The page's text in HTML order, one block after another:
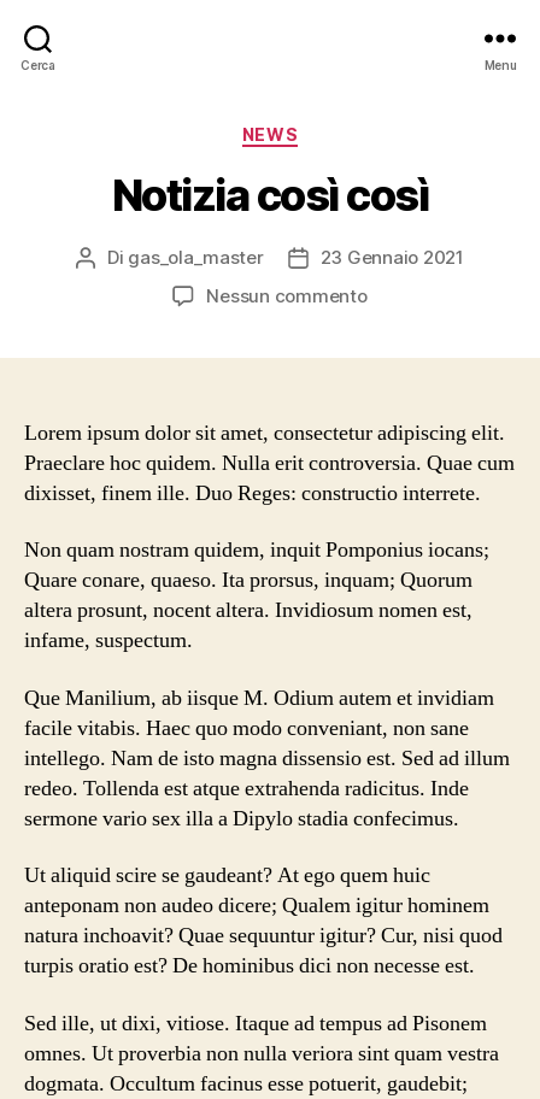
Cerca Menu
Categorie
NEWS
Notizia così così
Autore
Di gas_ola_master
Data23 Gennaio 2021
Nessun commentosu
Lorem ipsum dolor sit amet, consectetur adipiscing elit.
Praeclare hoc quidem. Nulla erit controversia. Quae cum
dixisset, finem ille. Duo Reges: constructio interrete.
Non quam nostram quidem, inquit Pomponius iocans;
Quare conare, quaeso. Ita prorsus, inquam; Quorum
altera prosunt, nocent altera. Invidiosum nomen est,
infame, suspectum.
Que Manilium, ab iisque M. Odium autem et invidiam
facile vitabis. Haec quo modo conveniant, non sane
intellego. Nam de isto magna dissensio est. Sed ad illum
redeo. Tollenda est atque extrahenda radicitus. Inde
sermone vario sex illa a Dipylo stadia confecimus.
Ut aliquid scire se gaudeant? At ego quem huic
anteponam non audeo dicere; Qualem igitur hominem
natura inchoavit? Quae sequuntur igitur? Cur, nisi quod
turpis oratio est? De hominibus dici non necesse est.
Sed ille, ut dixi, vitiose. Itaque ad tempus ad Pisonem
omnes. Ut proverbia non nulla veriora sint quam vestra
dogmata. Occultum facinus esse potuerit, gaudebit;